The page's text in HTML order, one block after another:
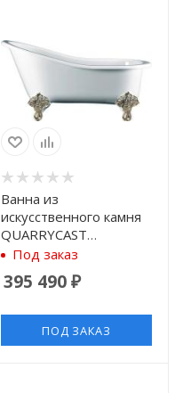
Ванна из
искусственного камня
QUARRYCAST
Victoria+Albert
OF+FT-SHR-PB
Под заказ
395 490₽
ПОД ЗАКАЗ